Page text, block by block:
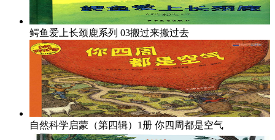
鳄鱼爱上长颈鹿系列 03搬过来搬过去
自然科学启蒙（第四辑）1册 你四周都是空气